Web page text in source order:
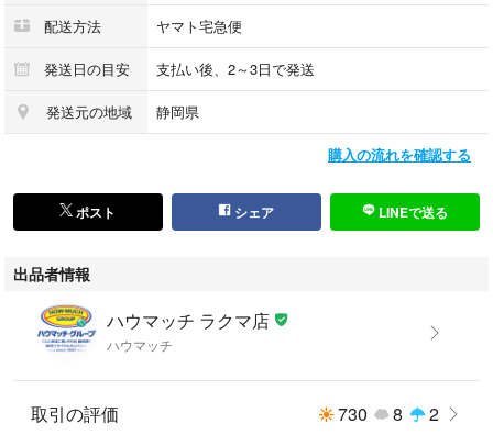
入をお願いいたします。
________________________________________
1. 商品の状態について
1-1. 一般商品
弊社はリユース（中古）品を取り扱う店舗です。
未開封・未使用表記の商品も、一度お客様の手に渡ったお品を再販売して
※購入時期・使用頻度などの詳細は不明です。
※未使用品でも保管・展示に伴うスレや小キズ等が見られる場合がござい
※記載のない見落としがあった場合でも、現品を優先とさせていただきま
1-2. まとめ商品（セット販売品）
がございます。
配送方法 ヤマト宅急便
発送日の目安 支払い後、2～3日で発送
発送元の地域 静岡県
購入の流れを確認する
ポスト シェア LINEで送る
出品者情報
ハウマッチ ラクマ店
ハウマッチ
取引の評価 730 8 2